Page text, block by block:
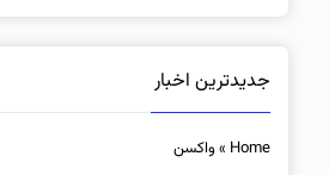
جدیدترین اخبار
Home
» واکسن